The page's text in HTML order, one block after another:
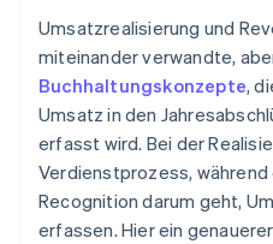
Umsatzrealisierung und
miteinander verwandte,
Buchhaltungskonzepte,
Umsatz in den
erfasst wird. Bei der
Verdienstprozess, während
Recognition darum geht,
erfassen. Hier ein